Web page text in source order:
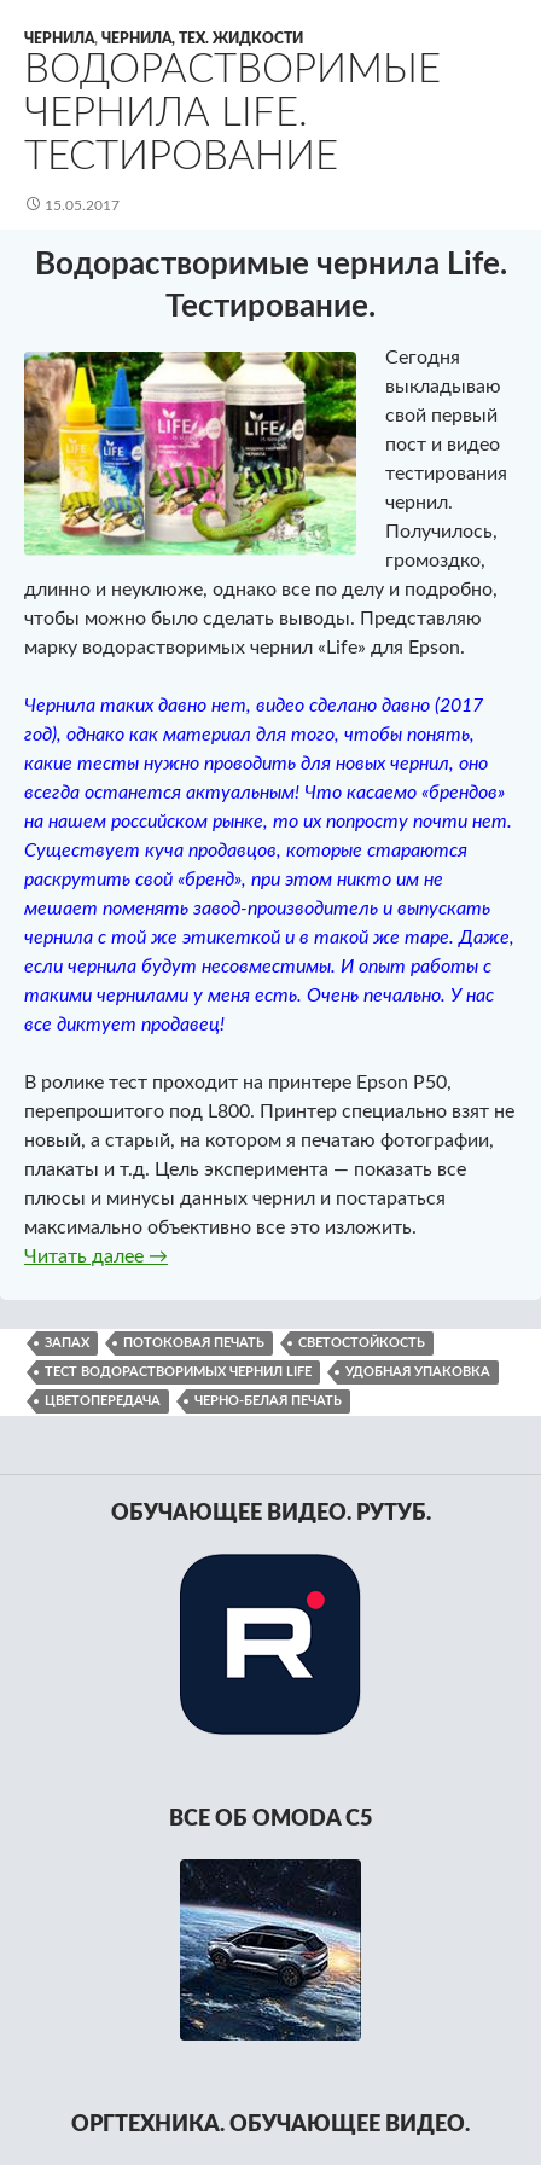
ЧЕРНИЛА, ЧЕРНИЛА, ТЕХ. ЖИДКОСТИ
ВОДОРАСТВОРИМЫЕ
ЧЕРНИЛА LIFE.
ТЕСТИРОВАНИЕ
15.05.2017
Водорастворимые чернила Life.
Тестирование.
Сегодня
выкладываю
свой первый
пост и видео
тестирования
чернил.
Получилось,
громоздко,
длинно и неуклюже, однако все по делу и подробно,
чтобы можно было сделать выводы. Представляю
марку водорастворимых чернил «Life» для Epson.
Чернила таких давно нет, видео сделано давно (2017
год), однако как материал для того, чтобы понять,
какие тесты нужно проводить для новых чернил, оно
всегда останется актуальным! Что касаемо «брендов»
на нашем российском рынке, то их попросту почти нет.
Существует куча продавцов, которые стараются
раскрутить свой «бренд», при этом никто им не
мешает поменять завод-производитель и выпускать
чернила с той же этикеткой и в такой же таре. Даже,
если чернила будут несовместимы. И опыт работы с
такими чернилами у меня есть. Очень печально. У нас
все диктует продавец!
В ролике тест проходит на принтере Epson P50,
перепрошитого под L800. Принтер специально взят не
новый, а старый, на котором я печатаю фотографии,
плакаты и т.д. Цель эксперимента — показать все
плюсы и минусы данных чернил и постараться
максимально объективно все это изложить.
Читать далее Водорастворимые чернила Life.
→
ЗАПАХ ПОТОКОВАЯ ПЕЧАТЬ СВЕТОСТОЙКОСТЬ
ТЕСТ ВОДОРАСТВОРИМЫХ ЧЕРНИЛ LIFE УДОБНАЯ УПАКОВКА
ЦВЕТОПЕРЕДАЧА ЧЕРНО-БЕЛАЯ ПЕЧАТЬ
ОБУЧАЮЩЕЕ ВИДЕО. РУТУБ.
ВСЕ ОБ OMODA C5
ОРГТЕХНИКА. ОБУЧАЮЩЕЕ ВИДЕО.